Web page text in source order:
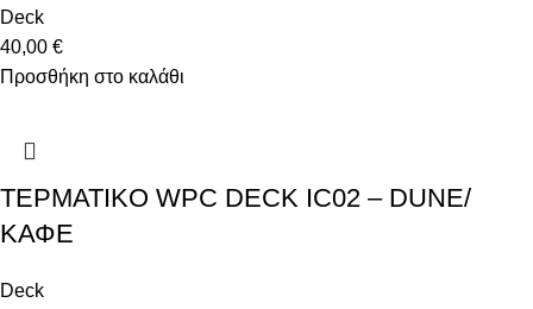
Deck
40,00 €
Προσθήκη στο καλάθι
ΤΕΡΜΑΤΙΚO WPC DECK IC02 – DUNE/
ΚΑΦΕ
Deck